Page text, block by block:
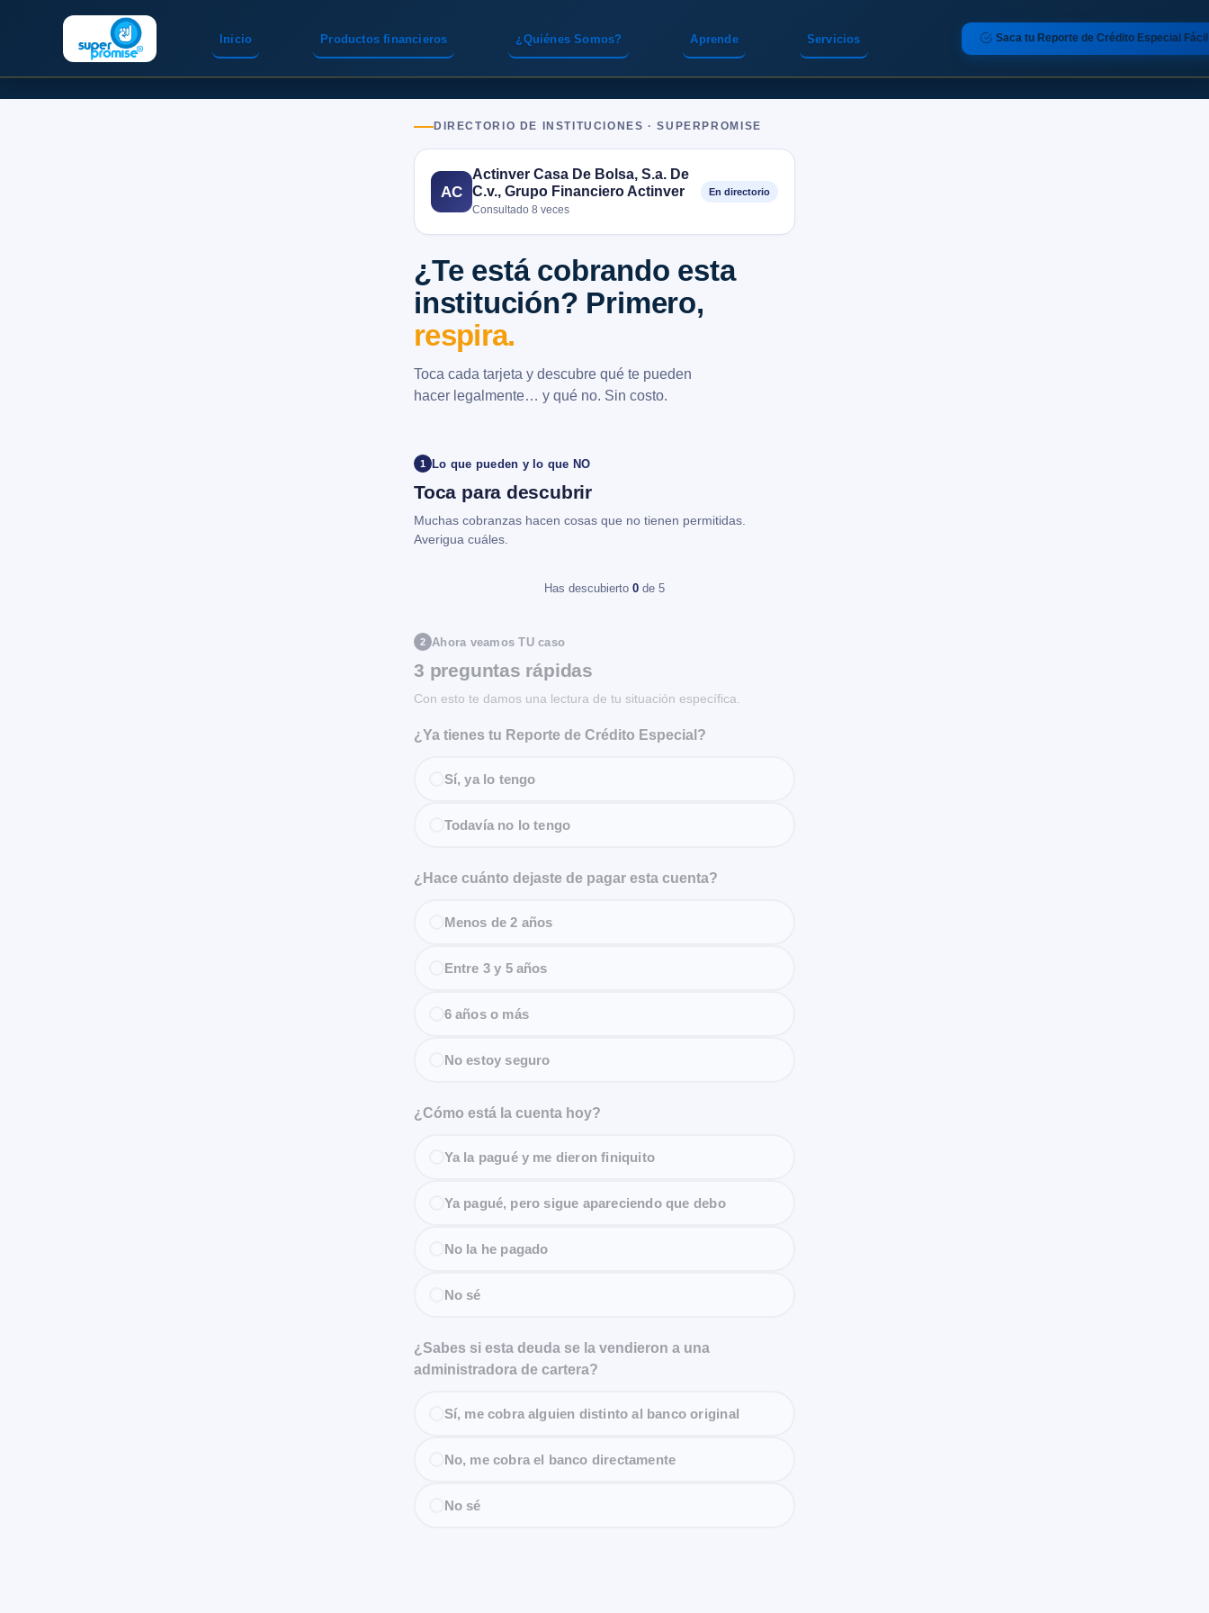
Inicio Servicios
Productos financieros ¿Quiénes Somos? Aprende Saca tu Reporte de Crédito Especial Fácil
DIRECTORIO DE INSTITUCIONES · SUPERPROMISE
AC
Actinver Casa De Bolsa, S.a. De
C.v., Grupo Financiero Actinver
Consultado 8 veces
En directorio
¿Te está cobrando esta
institución? Primero,
respira.
Toca cada tarjeta y descubre qué te pueden
hacer legalmente… y qué no. Sin costo.
1 Lo que pueden y lo que NO
Toca para descubrir
Muchas cobranzas hacen cosas que no tienen permitidas.
Averigua cuáles.
Has descubierto 0 de 5
2 Ahora veamos TU caso
3 preguntas rápidas
Con esto te damos una lectura de tu situación específica.
¿Ya tienes tu Reporte de Crédito Especial?
Sí, ya lo tengo
Todavía no lo tengo
¿Hace cuánto dejaste de pagar esta cuenta?
Menos de 2 años
Entre 3 y 5 años
6 años o más
No estoy seguro
¿Cómo está la cuenta hoy?
Ya la pagué y me dieron finiquito
Ya pagué, pero sigue apareciendo que debo
No la he pagado
No sé
¿Sabes si esta deuda se la vendieron a una
administradora de cartera?
Sí, me cobra alguien distinto al banco original
No, me cobra el banco directamente
No sé